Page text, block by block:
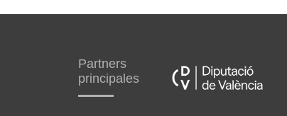
Partners
principales